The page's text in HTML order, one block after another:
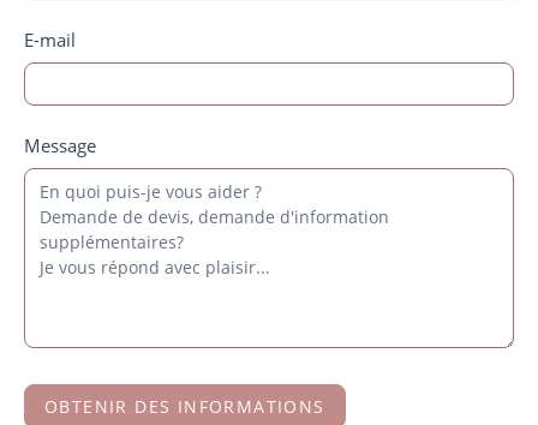
E-mail
Message
OBTENIR DES INFORMATIONS